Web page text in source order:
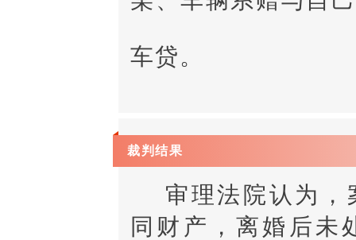
车贷。
裁判结果
审理法院认为，
同财产，离婚后未